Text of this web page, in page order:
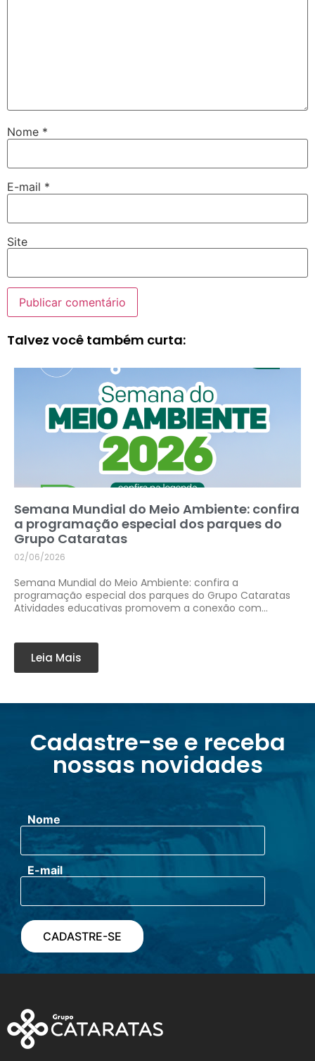
Nome *
E-mail *
Site
Talvez você também curta:
Semana Mundial do Meio Ambiente: confira
a programação especial dos parques do
Grupo Cataratas
02/06/2026
Semana Mundial do Meio Ambiente: confira a
programação especial dos parques do Grupo Cataratas
Atividades educativas promovem a conexão com...
Leia Mais
Cadastre-se e receba
nossas novidades
Nome
E-mail